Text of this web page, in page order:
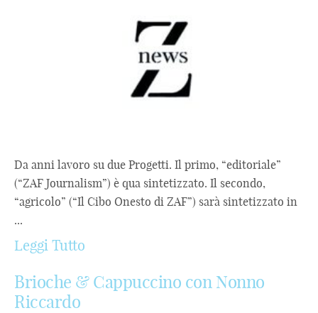
Da anni lavoro su due Progetti. Il primo, “editoriale”
(“ZAF Journalism”) è qua sintetizzato. Il secondo,
“agricolo” (“Il Cibo Onesto di ZAF”) sarà sintetizzato in
...
Leggi Tutto
Brioche & Cappuccino con Nonno
Riccardo